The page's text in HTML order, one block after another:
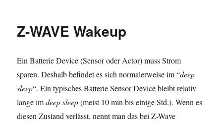
Z-WAVE Wakeup
Ein Batterie Device (Sensor oder Actor) muss Strom
sparen. Deshalb befindet es sich normalerweise im “deep
sleep“. Ein typisches Batterie Sensor Device bleibt relativ
lange imdeep sleep(meist 10 min bis einige Std.). Wenn es
diesen Zustand verlässt, nennt man das bei Z-Wave